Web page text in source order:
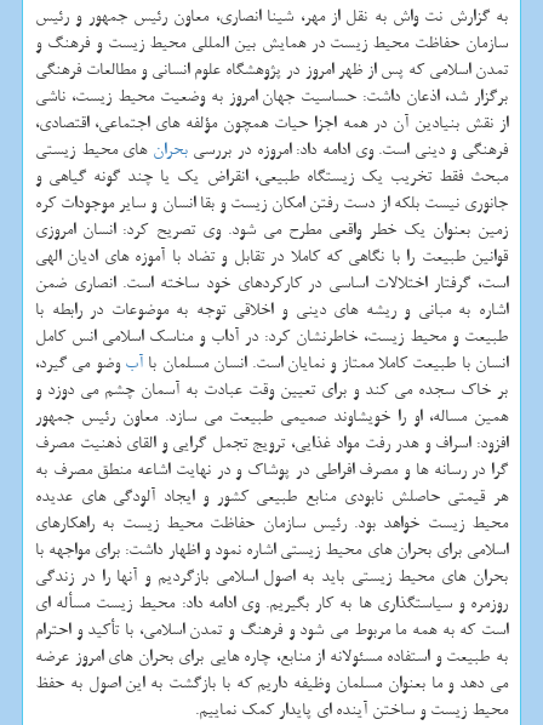
به گزارش نت واش به نقل از مهر، شینا انصاری، معاون رئیس جمهور و رئیس
سازمان حفاظت محیط زیست در همایش بین المللی محیط زیست و فرهنگ و
تمدن اسلامی که پس از ظهر امروز در پژوهشگاه علوم انسانی و مطالعات فرهنگی
برگزار شد، اذعان داشت: حساسیت جهان امروز به وضعیت محیط زیست، ناشی
از نقش بنیادین آن در همه اجزا حیات همچون مؤلفه های اجتماعی، اقتصادی،
فرهنگی و دینی است. وی ادامه داد: امروزه در بررسیبحران های محیط زیستی
مبحث فقط تخریب یک زیستگاه طبیعی، انقراض یک یا چند گونه گیاهی و
جانوری نیست بلکه از دست رفتن امکان زیست و بقا انسان و سایر موجودات کره
زمین بعنوان یک خطر واقعی مطرح می شود. وی تصریح کرد: انسان امروزی
قوانین طبیعت را با نگاهی که کاملا در تقابل و تضاد با آموزه های ادیان الهی
است، گرفتار اختلالات اساسی در کارکردهای خود ساخته است. انصاری ضمن
اشاره به مبانی و ریشه های دینی و اخلاقی توجه به موضوعات در رابطه با
طبیعت و محیط زیست، خاطرنشان کرد: در آداب و مناسک اسلامی انس کامل
انسان با طبیعت کاملا ممتاز و نمایان است. انسان مسلمان با آبوضو می گیرد،
بر خاک سجده می کند و برای تعیین وقت عبادت به آسمان چشم می دوزد و
همین مساله، او را خویشاوند صمیمی طبیعت می سازد. معاون رئیس جمهور
افزود: اسراف و هدر رفت مواد غذایی، ترویج تجمل گرایی و القای ذهنیت مصرف
گرا در رسانه ها و مصرف افراطی در پوشاک و در نهایت اشاعه منطق مصرف به
هر قیمتی حاصلش نابودی منابع طبیعی کشور و ایجاد آلودگی های عدیده
محیط زیست خواهد بود. رئیس سازمان حفاظت محیط زیست به راهکارهای
اسلامی برای بحران های محیط زیستی اشاره نمود و اظهار داشت: برای مواجهه با
بحران های محیط زیستی باید به اصول اسلامی بازگردیم و آنها را در زندگی
روزمره و سیاستگذاری ها به کار بگیریم. وی ادامه داد: محیط زیست مسأله ای
است که به همه ما مربوط می شود و فرهنگ و تمدن اسلامی، با تأکید و احترام
به طبیعت و استفاده مسئولانه از منابع، چاره هایی برای بحران های امروز عرضه
می دهد و ما بعنوان مسلمان وظیفه داریم که با بازگشت به این اصول به حفظ
محیط زیست و ساختن آینده ای پایدار کمک نماییم.